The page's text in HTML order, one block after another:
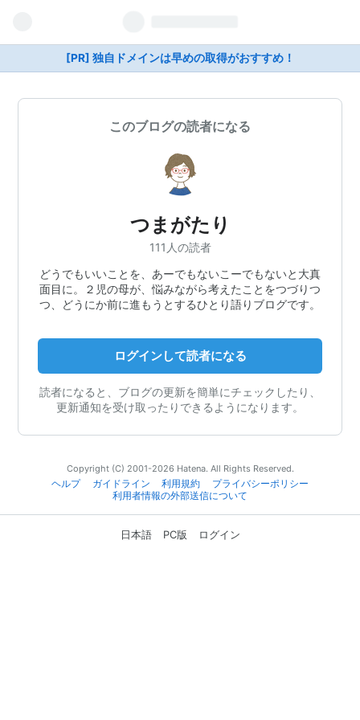
[PR] 独自ドメインは早めの取得がおすすめ！
このブログの読者になる
つまがたり
111人の読者
どうでもいいことを、あーでもないこーでもないと大真
面目に。２児の母が、悩みながら考えたことをつづりつ
つ、どうにか前に進もうとするひとり語りブログです。
ログインして読者になる
読者になると、ブログの更新を簡単にチェックしたり、
更新通知を受け取ったりできるようになります。
Copyright (C) 2001-2026 Hatena. All Rights Reserved.
ヘルプ
ガイドライン 利用規約
プライバシーポリシー
利用者情報の外部送信について
日本語 PC版 ログイン